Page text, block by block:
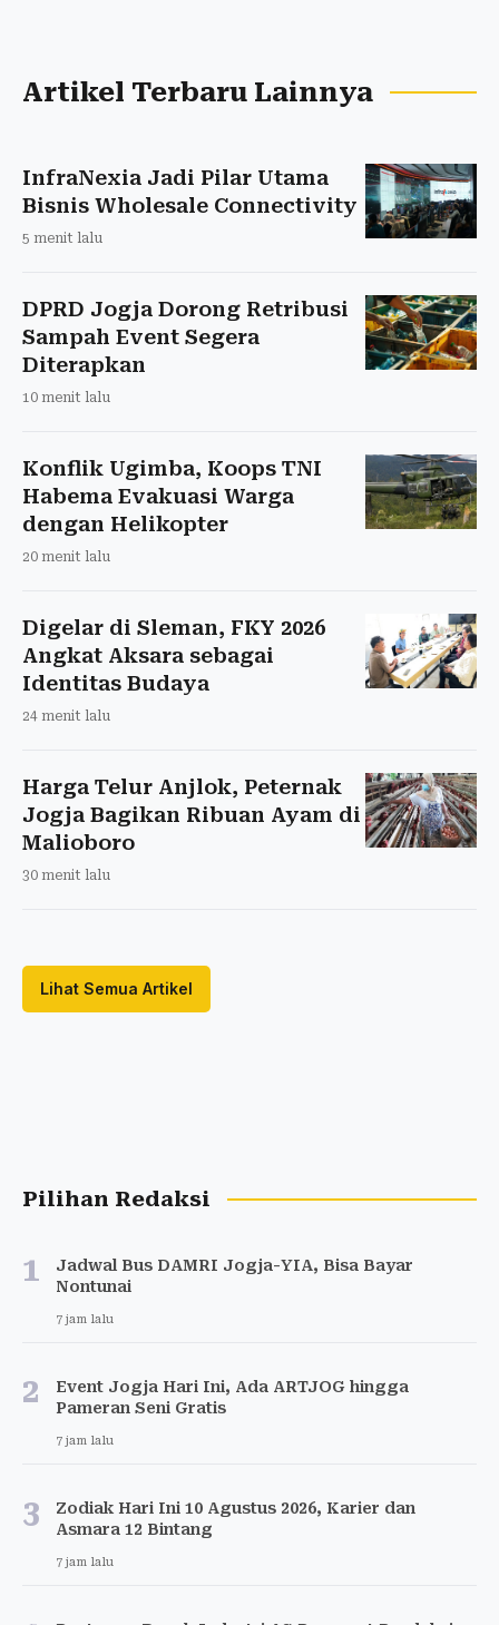
Artikel Terbaru Lainnya
InfraNexia Jadi Pilar Utama
Bisnis Wholesale Connectivity
5 menit lalu
DPRD Jogja Dorong Retribusi
Sampah Event Segera
Diterapkan
10 menit lalu
Konflik Ugimba, Koops TNI
Habema Evakuasi Warga
dengan Helikopter
20 menit lalu
Digelar di Sleman, FKY 2026
Angkat Aksara sebagai
Identitas Budaya
24 menit lalu
Harga Telur Anjlok, Peternak
Jogja Bagikan Ribuan Ayam di
Malioboro
30 menit lalu
Lihat Semua Artikel
Pilihan Redaksi
1
Jadwal Bus DAMRI Jogja-YIA, Bisa Bayar
Nontunai
7 jam lalu
2
Event Jogja Hari Ini, Ada ARTJOG hingga
Pameran Seni Gratis
7 jam lalu
3
Zodiak Hari Ini 10 Agustus 2026, Karier dan
Asmara 12 Bintang
7 jam lalu